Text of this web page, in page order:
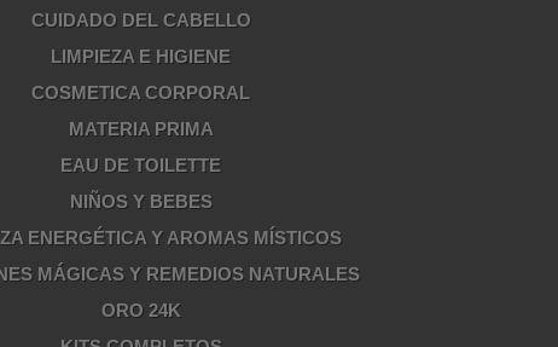
CUIDADO DEL CABELLO
LIMPIEZA E HIGIENE
COSMETICA CORPORAL
MATERIA PRIMA
EAU DE TOILETTE
NIÑOS Y BEBES
ENERGÉTICA Y AROMAS MÍSTICOS
MÁGICAS Y REMEDIOS NATURALES
ORO 24K